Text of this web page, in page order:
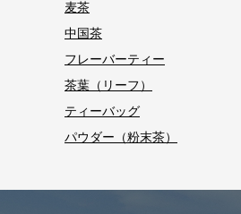
麦茶
中国茶
フレーバーティー
茶葉（リーフ）
ティーバッグ
パウダー（粉末茶）